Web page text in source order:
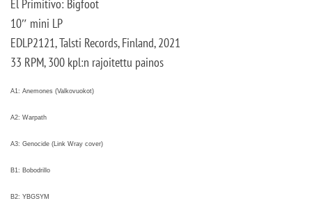
El Primitivo: Bigfoot
10″ mini LP
EDLP2121, Talsti Records, Finland, 2021
33 RPM, 300 kpl:n rajoitettu painos
A1: Anemones (Valkovuokot)
A2: Warpath
A3: Genocide (Link Wray cover)
B1: Bobodrillo
B2: YBGSYM